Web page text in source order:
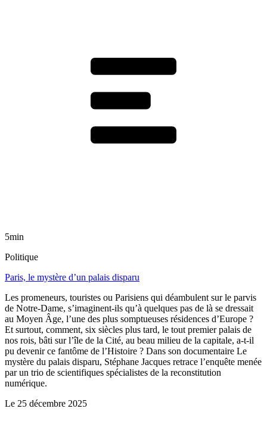
5min
Politique
Paris, le mystère d’un palais disparu
Les promeneurs, touristes ou Parisiens qui déambulent sur le parvis
de Notre-Dame, s’imaginent-ils qu’à quelques pas de là se dressait
au Moyen Âge, l’une des plus somptueuses résidences d’Europe ?
Et surtout, comment, six siècles plus tard, le tout premier palais de
nos rois, bâti sur l’île de la Cité, au beau milieu de la capitale, a-t-il
pu devenir ce fantôme de l’Histoire ? Dans son documentaire Le
mystère du palais disparu, Stéphane Jacques retrace l’enquête menée
par un trio de scientifiques spécialistes de la reconstitution
numérique.
Le 25 décembre 2025